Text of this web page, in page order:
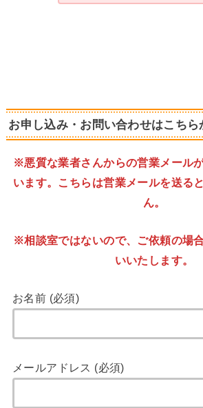
お申し込み・お問い合わせはこちら
※悪質な業者さんからの営業メール
います。こちらは営業メールを送る
ん。
※相談室ではないので、ご依頼の場
いいたします。
お名前 (必須)
メールアドレス (必須)